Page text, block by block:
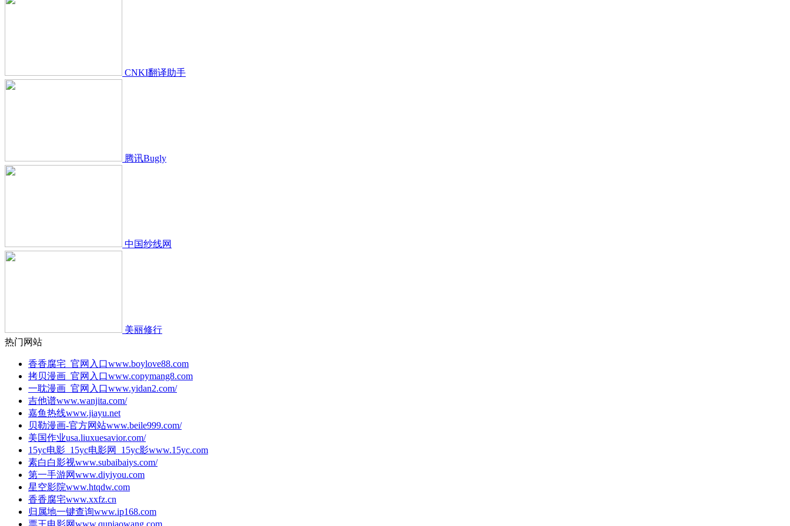
CNKI翻译助手
腾讯Bugly
中国纱线网
美丽修行
热门网站
香香腐宅_官网入口www.boylove88.com
拷贝漫画_官网入口www.copymang8.com
一耽漫画_官网入口www.yidan2.com/
吉他谱www.wanjita.com/
嘉鱼热线www.jiayu.net
贝勒漫画-官方网站www.beile999.com/
美国作业usa.liuxuesavior.com/
15yc电影_15yc电影网_15yc影www.15yc.com
素白白影视www.subaibaiys.com/
第一手游网www.diyiyou.com
星空影院www.htqdw.com
香香腐宅www.xxfz.cn
归属地一键查询www.ip168.com
票王电影网www.qupiaowang.com